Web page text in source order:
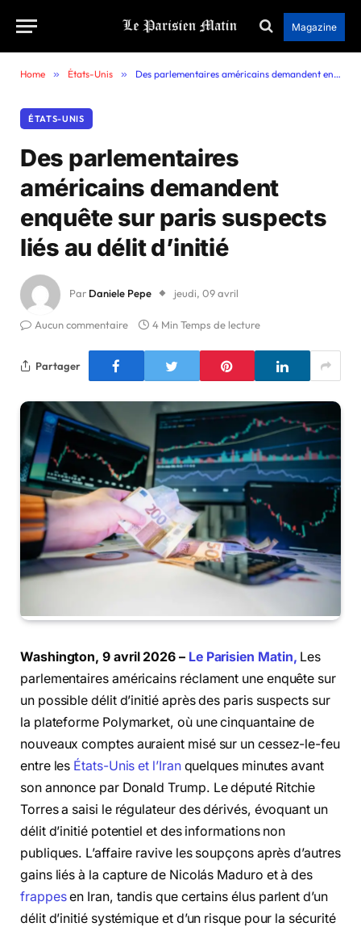
Magazine
Home » États-Unis » Des parlementaires américains demandent enquête sur paris suspects liés au délit d’initié
ÉTATS-UNIS
Des parlementaires
américains demandent
enquête sur paris suspects
liés au délit d’initié
Par Daniele Pepe jeudi, 09 avril
Aucun commentaire 4 Min Temps de lecture
Partager
Washington, 9 avril 2026 – Le Parisien Matin, Les
parlementaires américains réclament une enquête sur
un possible délit d’initié après des paris suspects sur
la plateforme Polymarket, où une cinquantaine de
nouveaux comptes auraient misé sur un cessez-le-feu
entre les États-Unis et l’Iranquelques minutes avant
son annonce par Donald Trump. Le député Ritchie
Torres a saisi le régulateur des dérivés, évoquant un
délit d’initié potentiel et des informations non
publiques. L’affaire ravive les soupçons après d’autres
gains liés à la capture de Nicolás Maduro et à des
frappesen Iran, tandis que certains élus parlent d’un
délit d’initié systémique et d’un risque pour la sécurité